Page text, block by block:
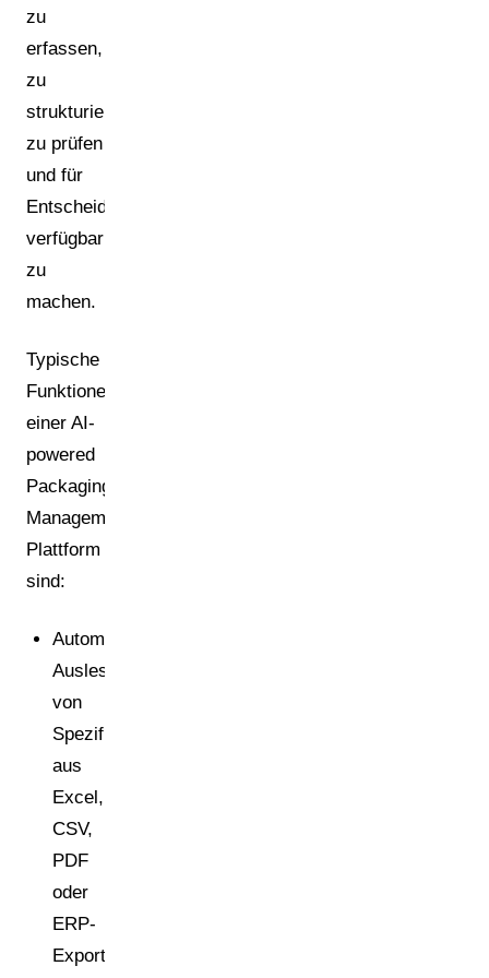
zu
erfassen,
zu
strukturieren,
zu prüfen
und für
Entscheidungen
verfügbar
zu
machen.
Typische
Funktionen
einer AI-
powered
Packaging
Management-
Plattform
sind:
Automatisiertes
Auslesen
von
Spezifikationen
aus
Excel,
CSV,
PDF
oder
ERP-
Exporten